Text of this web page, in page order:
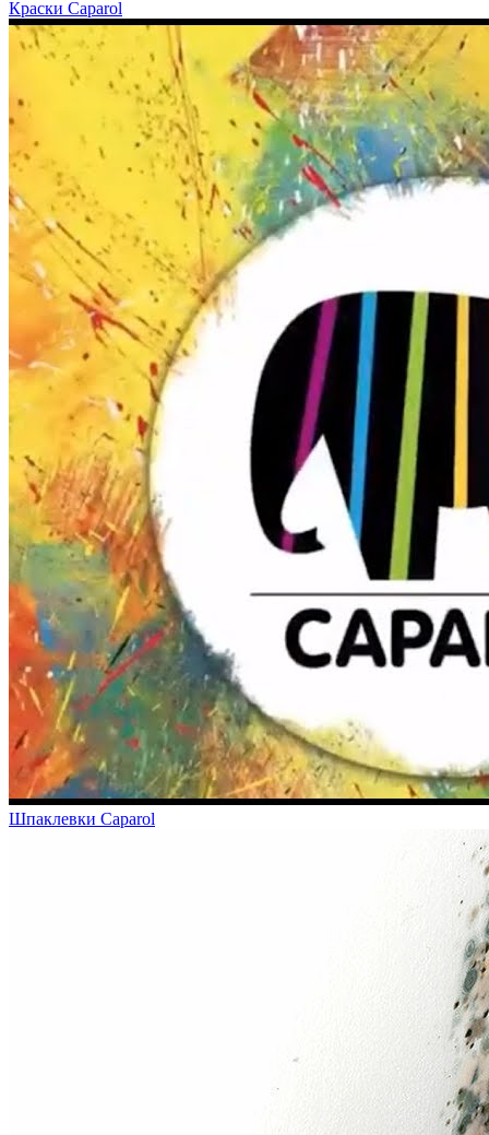
Краски Caparol
Шпаклевки Caparol